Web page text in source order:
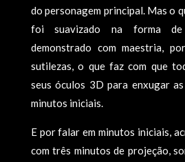
do personagem principal. Mas o
foi suavizado na forma
demonstrado com maestria,
sutilezas, o que faz com que
seus óculos 3D para enxugar
minutos iniciais.
E por falar em minutos iniciais,
com três minutos de projeção,